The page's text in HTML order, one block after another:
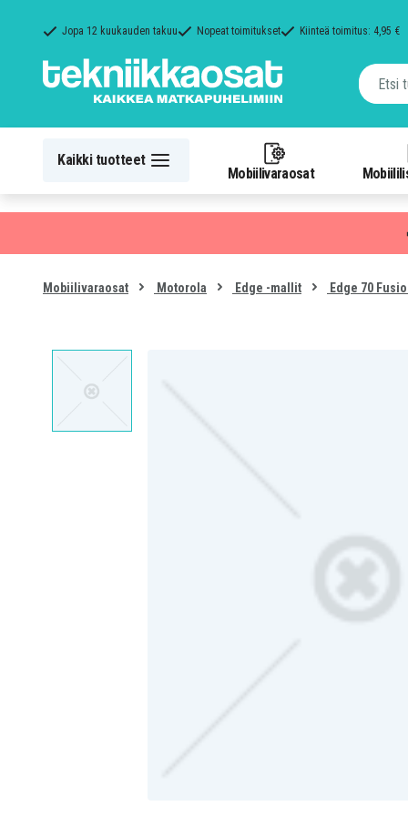
Jopa 12 kuukauden takuu Nopeat toimitukset Kiinteä toimitus: 4,95 €
Kaikki tuotteet
Mobiilivaraosat
Mobiilivaraosat Motorola Edge -mallit Edge 70